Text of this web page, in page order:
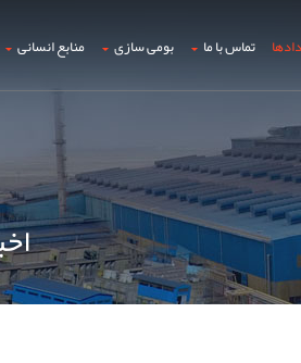
تماس با ما بومی سازی منابع انسانی